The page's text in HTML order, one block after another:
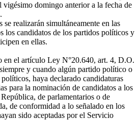
vigésimo domingo anterior a la fecha de
realizarán simultáneamente en las
los candidatos de los partidos políticos y
en ellas.
el artículo Ley N°20.640, art. 4, D.O.
y cuando algún partido político o
haya declarado candidaturas
para la nominación de candidatos a los
de parlamentarios o de
de conformidad a lo señalado en los
sido aceptadas por el Servicio